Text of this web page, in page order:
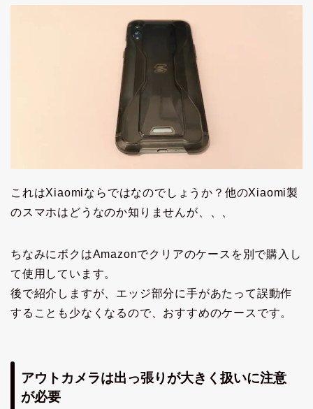
これはXiaomiならではなのでしょうか？他のXiaomi製
のスマホはどうなのか知りませんが、、、
ちなみにボクはAmazonでクリアのケースを別で購入し
て使用しています。
後で紹介しますが、エッジ部分に手があたって誤動作
することも少なくなるので、おすすめのケースです。
アウトカメラは出っ張りが大きく扱いに注意
が必要